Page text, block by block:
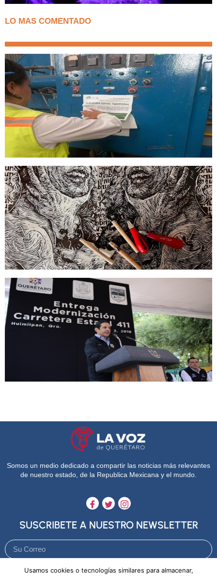
LO MAS COMENTADO
Somos un medio dedicado a compartir las noticias más relevantes
de nuestro estado, de la Republica Mexicana y el mundo.
SUSCRIBETE A NUESTRO NEWSLETTER
Usamos cookies o tecnologías similares para almacenar,